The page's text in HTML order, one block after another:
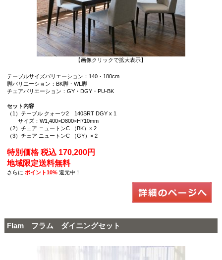
【画像クリックで拡大表示】
テーブルサイズバリエーション：140・180cm
脚バリエーション：BK脚・WL脚
チェアバリエーション：GY・DGY・PU-BK
セット内容
（1）テーブル クォーツ2 140SRT DGY x 1
サイズ：W1,400×D800×H710mm
（2）チェア ニュートンC （BK）× 2
（3）チェア ニュートンC （GY）× 2
特別価格 税込 170,200円
地域限定送料無料
さらに ポイント10%還元中！
Flam フラム ダイニングセット